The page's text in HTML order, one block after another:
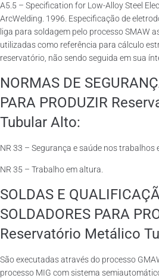
A5.5 – Specification for Low-Alloy Steel
ArcWelding. 1996. Especificação de
liga para soldagem pelo processo SMAW
utilizadas como referência para cálculo
reservatório, não sendo seguida em sua
NORMAS DE
PARA PRODUZIR
Tubular Alto:
NR 33 – Segurança e saúde nos trabalhos
NR 35 – Trabalho em altura.
SOLDAS E
SOLDADORES PARA
Reservatório Metálico
São executadas através do processo
processo MIG com sistema